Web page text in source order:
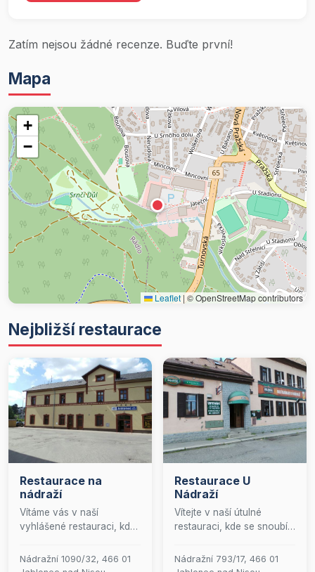
Zatím nejsou žádné recenze. Buďte první!
Mapa
+
−
Leaflet | © OpenStreetMap contributors
Nejbližší restaurace
Restaurace na
nádraží
Vítáme vás v naší
vyhlášené restauraci, kde
s prvotřídním servisem.
Vstupte do světa
Nádražní 1090/32, 466 01
Restaurace U
Nádraží
Vítejte v naší útulné
restauraci, kde se snoubí
moderním pohostinstvím.
U nás si můžete vychutnat
Nádražní 793/17, 466 01